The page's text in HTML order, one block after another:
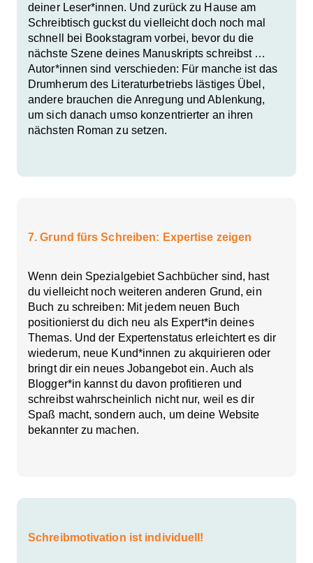
deiner Leser*innen. Und zurück zu Hause am
Schreibtisch guckst du vielleicht doch noch mal
schnell bei Bookstagram vorbei, bevor du die
nächste Szene deines Manuskripts schreibst …
Autor*innen sind verschieden: Für manche ist das
Drumherum des Literaturbetriebs lästiges Übel,
andere brauchen die Anregung und Ablenkung,
um sich danach umso konzentrierter an ihren
nächsten Roman zu setzen.
7. Grund fürs Schreiben: Expertise zeigen
Wenn dein Spezialgebiet Sachbücher sind, hast
du vielleicht noch weiteren anderen Grund, ein
Buch zu schreiben: Mit jedem neuen Buch
positionierst du dich neu als Expert*in deines
Themas. Und der Expertenstatus erleichtert es dir
wiederum, neue Kund*innen zu akquirieren oder
bringt dir ein neues Jobangebot ein. Auch als
Blogger*in kannst du davon profitieren und
schreibst wahrscheinlich nicht nur, weil es dir
Spaß macht, sondern auch, um deine Website
bekannter zu machen.
Schreibmotivation ist individuell!